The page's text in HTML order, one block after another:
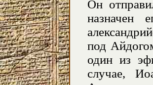
Он
назначен
под
один из
случае,